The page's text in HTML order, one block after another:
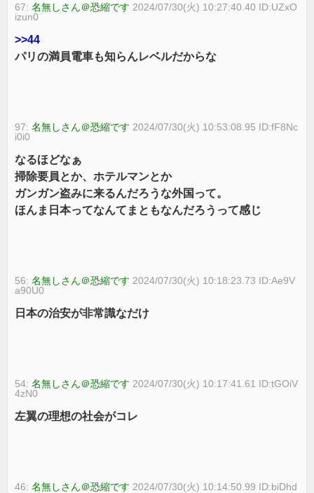
67:名無しさん＠恐縮です 2024/07/30(火) 10:27:40.40 ID:UZxO
izun0
>>44
パリの満員電車も知らんレベルだからな
97:名無しさん＠恐縮です 2024/07/30(火) 10:53:08.95 ID:fF8Nc
i0i0
なるほどなぁ
掃除要員とか、ホテルマンとか
ガンガン盗みに来るんだろうな外国って。
ほんま日本ってなんてまともなんだろうって感じ
56:名無しさん＠恐縮です 2024/07/30(火) 10:18:23.73 ID:Ae9V
a90U0
日本の治安が非常識なだけ
54:名無しさん＠恐縮です 2024/07/30(火) 10:17:41.61 ID:tGOiV
4zN0
左翼の理想の社会がコレ
46:名無しさん＠恐縮です 2024/07/30(火) 10:14:50.99 ID:biDhd